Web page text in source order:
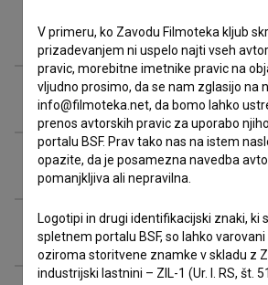
Filmografija (46)
Nagrade in nominacije
Organizacije
Razširjeni podatki
V primeru, ko Zavodu Filmoteka kljub
prizadevanjem ni uspelo najti vseh
pravic, morebitne imetnike pravic na
vljudno prosimo, da se nam zglasijo na
info@filmoteka.net, da bomo lahko
prenos avtorskih pravic za uporabo
portalu BSF. Prav tako nas na istem
opazite, da je posamezna navedba
pomanjkljiva ali nepravilna.
Logotipi in drugi identifikacijski znaki, ki
spletnem portalu BSF, so lahko
oziroma storitvene znamke v skladu z
industrijski lastnini – ZIL-1 (Ur. l. RS, št.